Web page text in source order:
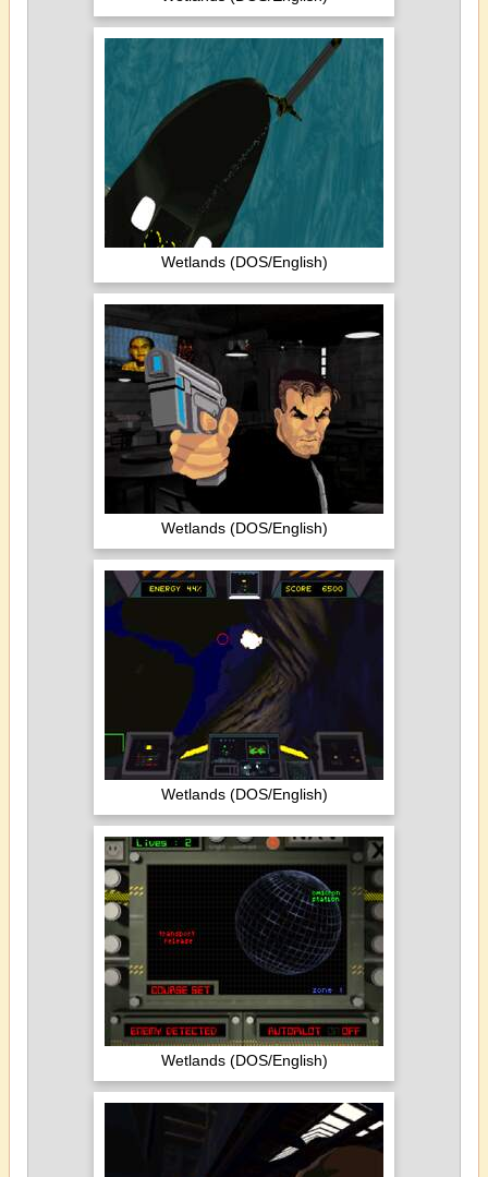
Wetlands (DOS/English)
Wetlands (DOS/English)
Wetlands (DOS/English)
Wetlands (DOS/English)